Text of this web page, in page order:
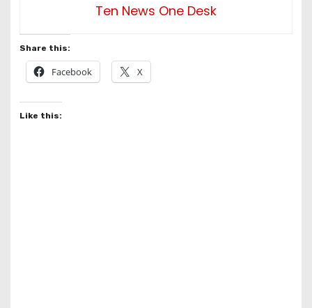
Ten News One Desk
Share this:
Facebook X
Like this: